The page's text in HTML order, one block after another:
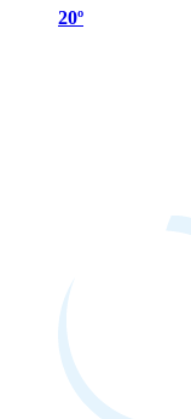
20º